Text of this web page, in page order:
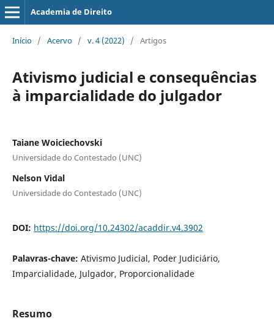
Academia de Direito
Início / Acervo / v. 4 (2022) / Artigos
Ativismo judicial e consequências
à imparcialidade do julgador
Taiane Woiciechovski
Universidade do Contestado (UNC)
Nelson Vidal
Universidade do Contestado (UNC)
DOI: https://doi.org/10.24302/acaddir.v4.3902
Palavras-chave: Ativismo Judicial, Poder Judiciário,
Imparcialidade, Julgador, Proporcionalidade
Resumo